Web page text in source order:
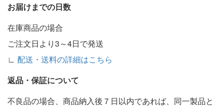
お届けまでの日数
在庫商品の場合
ご注文日より3～4日で発送
∟ 配送・送料の詳細はこちら
返品・保証について
不良品の場合、商品納入後７日以内であれば、同一製品と